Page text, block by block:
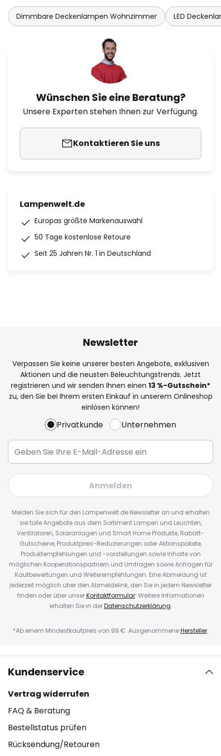
Dimmbare Deckenlampen Wohnzimmer LED
Wünschen Sie eine Beratung?
Unsere Experten stehen Ihnen zur Verfügung.
Kontaktieren Sie uns
Lampenwelt.de
Europas größte Markenauswahl
50 Tage kostenlose Retoure
Seit 25 Jahren Nr. 1 in Deutschland
Newsletter
Verpassen Sie keine unserer besten Angebote, exklusiven
Aktionen und die neusten Beleuchtungstrends. Jetzt
registrieren und wir senden Ihnen einen 13 %-Gutschein*
zu, den Sie bei Ihrem ersten Einkauf in unserem Onlineshop
einlösen können!
Privatkunde Unternehmen
Anmelden
Melden Sie sich für den Lampenwelt.de Newsletter an und erhalten
sie tolle Angebote aus dem Sortiment Lampen und Leuchten,
Ventilatoren, Solaranlagen und Smart Home Produkte, Rabatt-
Gutscheine, Produktpreis-Reduzierungen oder Aktionspakete,
Produktempfehlungen und -vorstellungen sowie Inhalte von
möglichen Kooperationspartnern und Umfragen sowie Anfragen für
Kaufbewertungen und Weiterempfehlungen. Eine Abmeldung ist
jederzeit möglich über den Abmeldelink, den Sie in jedem Newsletter
finden oder über unserKontaktformular. Weitere Informationen
erhalten Sie in derDatenschutzerklärung.
*Ab einem Mindestkaufpreis von 99 €. AusgenommeneHersteller.
Kundenservice
Vertrag widerrufen
FAQ & Beratung
Bestellstatus prüfen
Rücksendung/Retouren